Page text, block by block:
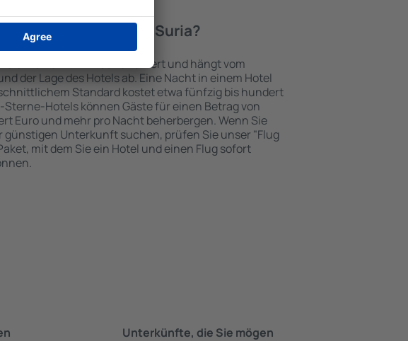
kostet ein Hotel in in Suria?
pro Unterkunft in in Suria variiert und hängt vom
der Lage des Hotels ab. Eine Nacht in einem Hotel
Standard kostet etwa fünfzig bis hundert
Sterne-Hotels können Gäste für einen Betrag von
Euro und mehr pro Nacht beherbergen. Wenn Sie
günstigen Unterkunft suchen, prüfen Sie unser "Flug
mit dem Sie ein Hotel und einen Flug sofort
Unterkünfte, die Sie mögen